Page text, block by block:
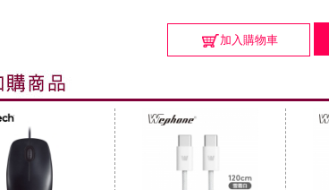
加入購物車